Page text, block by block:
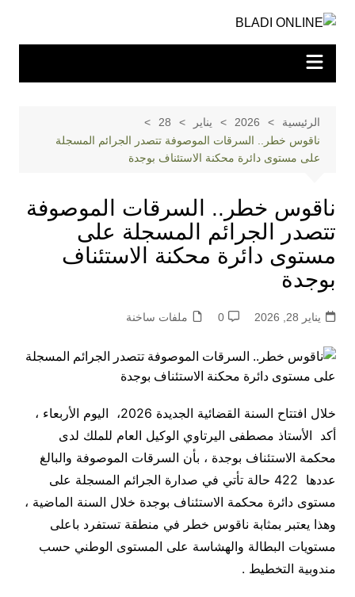
المحتوى
الرئيسية 2026 يناير
28
ناقوس خطر.. السرقات الموصوفة تتصدر الجرائم المسجلة
على مستوى دائرة محكنة الاستئناف بوجدة
ناقوس خطر.. السرقات الموصوفة
تتصدر الجرائم المسجلة على
مستوى دائرة محكنة الاستئناف
بوجدة
يناير 28, 2026 0 ملفات ساخنة
خلال افتتاح السنة القضائية الجديدة 2026، اليوم الأربعاء ،
أكد الأستاذ مصطفى اليرتاوي الوكيل العام للملك لدى
محكمة الاستئناف بوجدة ، بأن السرقات الموصوفة والبالغ
عددها 422 حالة تأتي في صدارة الجرائم المسجلة على
مستوى دائرة محكمة الاستئناف بوجدة خلال السنة الماضية ،
وهذا يعتبر بمثابة ناقوس خطر في منطقة تستفرد باعلى
مستويات البطالة والهشاسة على المستوى الوطني حسب
مندوبية التخطيط .